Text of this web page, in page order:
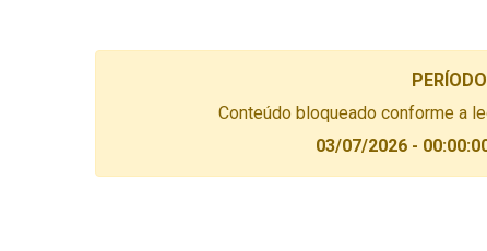
Conteúdo bloqueado conforme a
03/07/2026 -